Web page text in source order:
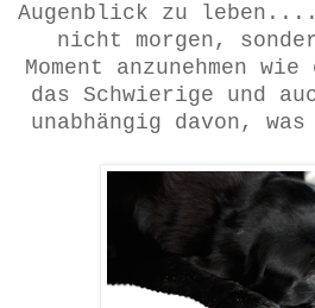
Augenblick zu
nicht morgen,
Moment anzunehmen
das Schwierige und
unabhängig davon, was